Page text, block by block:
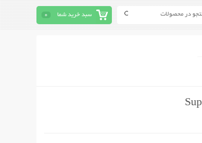
سبد خرید شما 0